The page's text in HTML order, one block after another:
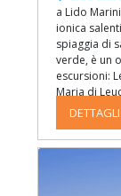
a Lido
ionica
spiaggia di
verde, è un
escursioni:
Maria di
adriatico),
pensione
DETTAGLI